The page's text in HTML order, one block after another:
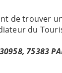
de trouver
du
75383